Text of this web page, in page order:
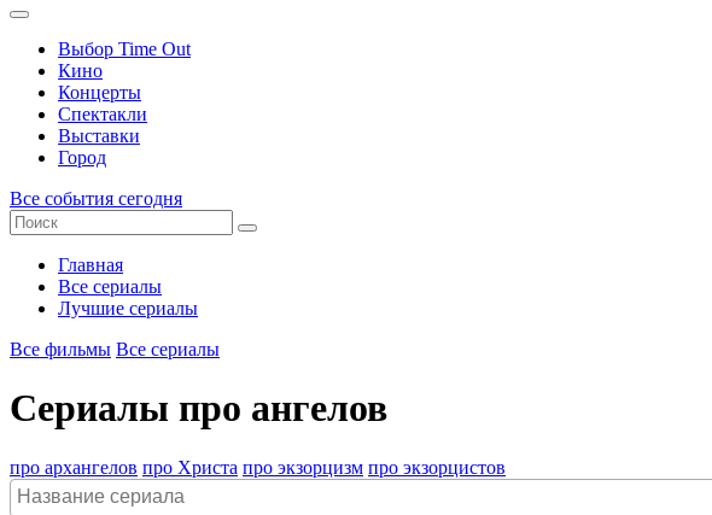
Выбор Time Out
Кино
Концерты
Спектакли
Выставки
Город
Все события сегодня
Главная
Все сериалы
Лучшие сериалы
Все фильмы Все сериалы
Сериалы про ангелов
про архангелов про Христа про экзорцизм про экзорцистов